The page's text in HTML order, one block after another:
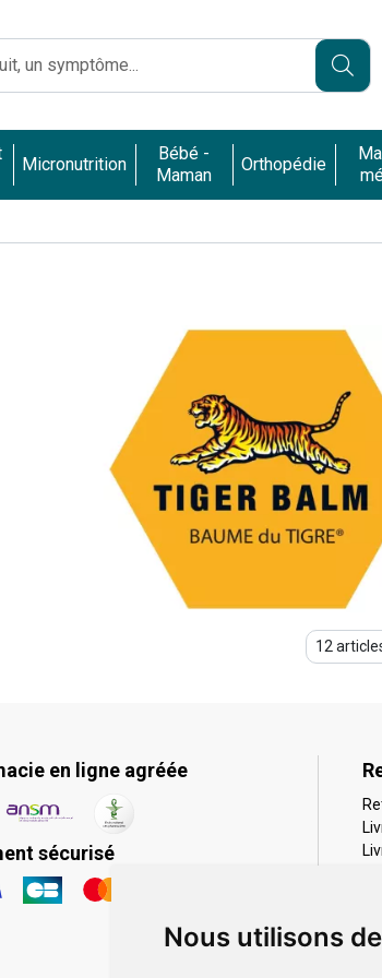
Nous utilisons
Micronutrition
Bébé -
Maman
Orthopédie
en ligne agréée
sécurisé